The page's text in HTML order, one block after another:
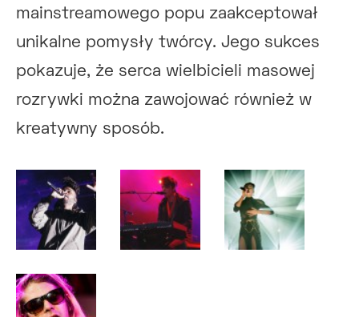
mainstreamowego popu zaakceptował
unikalne pomysły twórcy. Jego sukces
pokazuje, że serca wielbicieli masowej
rozrywki można zawojować również w
kreatywny sposób.